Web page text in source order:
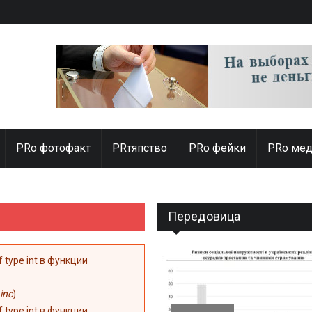
PRо фотофакт PRтяпство PRo фейки PRo
type int в функции
).
Передовица